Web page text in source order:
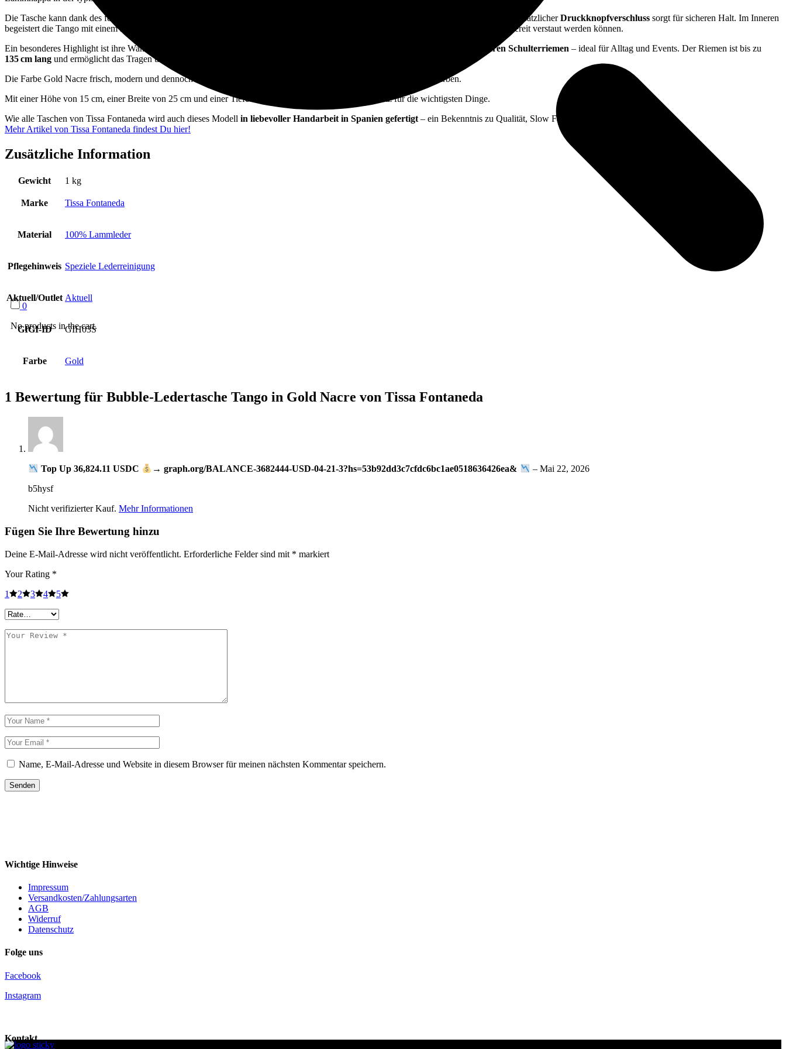
0
No products in the cart.
Die Tasche kann dank des feinen Tunnelzugs
werden und verfügt über eine Quaste mit Hornring. Ein zusätzlicherDruckknopfverschluss sorgt für sicheren Halt. Im Inneren
begeistert die Tango mit einemhochwertigen Raulederfutter
, in dem Schlüssel oder Kreditkarten griffbereit verstaut werden können.
Ein besonderes Highlight ist ihre Wandelbarkeit: Sie kann sowohl
dünnen, verstellbaren Schulterriemen – ideal für Alltag und Events. Der Riemen ist bis zu
135 cm lang und ermöglicht das Tragen über der Schulter oder crossbody.
Die Farbe Gold Nacre frisch, modern und dennoch zeitlos. Sie passt wunderbar zu Jeans, Leinen und hellen Sommerfarben.
Mit einer Höhe von 15 cm, einer Breite von 25 cm und einer Tiefe von 10 cm bietet sie ausreichend Platz für die wichtigsten Dinge.
Wie alle Taschen von Tissa Fontaneda wird auch dieses Modell in liebevoller Handarbeit in Spanien gefertigt – ein Bekenntnis zu Qualität, Slow Fashion und zeitloser Eleganz.
Mehr Artikel von Tissa Fontaneda findest Du hier!
Zusätzliche Information
Gewicht 1 kg
Marke Tissa Fontaneda
Material 100% Lammleder
Pflegehinweis Speziele Lederreinigung
Aktuell/Outlet Aktuell
GIGI-ID GIH03S
Farbe Gold
1 Bewertung für Bubble-Ledertasche Tango in Gold Nacre von Tissa Fontaneda
Top Up 36,824.11 USDC → graph.org/BALANCE-3682444-USD-04-21-3?hs=53b92dd3c7cfdc6bc1ae0518636426ea& – Mai 22, 2026
b5hysf
Nicht verifizierter Kauf. Mehr Informationen
Fügen Sie Ihre Bewertung hinzu
Deine E-Mail-Adresse wird nicht veröffentlicht. Erforderliche Felder sind mit * markiert
Your Rating *
1
2 3 4 5
Name, E-Mail-Adresse und Website in diesem Browser für meinen nächsten Kommentar speichern.
Senden
Wichtige Hinweise
Impressum
Versandkosten/Zahlungsarten
AGB
Widerruf
Datenschutz
Folge uns
Facebook
Instagram
Kontakt